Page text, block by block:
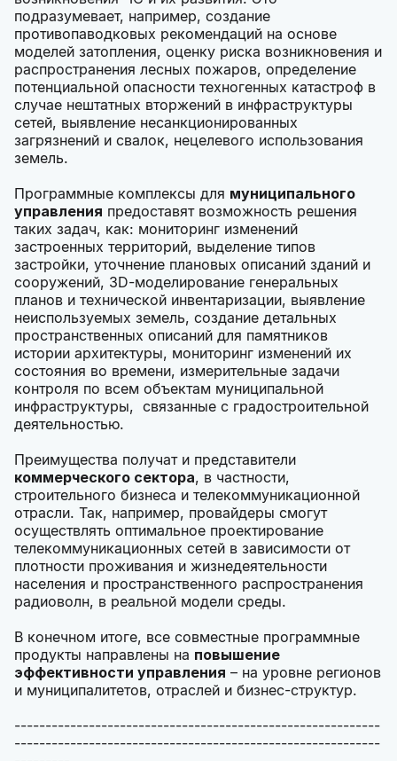
подразумевает, например, создание
противопаводковых рекомендаций на основе
моделей затопления, оценку риска возникновения и
распространения лесных пожаров, определение
потенциальной опасности техногенных катастроф в
случае нештатных вторжений в инфраструктуры
сетей, выявление несанкционированных
загрязнений и свалок, нецелевого использования
земель.
Программные комплексы для муниципального
управления предоставят возможность решения
таких задач, как: мониторинг изменений
застроенных территорий, выделение типов
застройки, уточнение плановых описаний зданий и
сооружений, 3D-моделирование генеральных
планов и технической инвентаризации, выявление
неиспользуемых земель, создание детальных
пространственных описаний для памятников
истории архитектуры, мониторинг изменений их
состояния во времени, измерительные задачи
контроля по всем объектам муниципальной
инфраструктуры, связанные с градостроительной
деятельностью.
Преимущества получат и представители
коммерческого сектора, в частности,
строительного бизнеса и телекоммуникационной
отрасли. Так, например, провайдеры смогут
осуществлять оптимальное проектирование
телекоммуникационных сетей в зависимости от
плотности проживания и жизнедеятельности
населения и пространственного распространения
радиоволн, в реальной модели среды.
В конечном итоге, все совместные программные
продукты направлены на повышение
эффективности управления – на уровне регионов
и муниципалитетов, отраслей и бизнес-структур.
-----------------------------------------------------------
-----------------------------------------------------------